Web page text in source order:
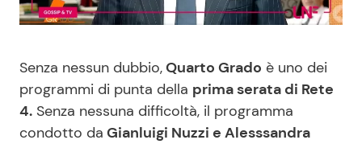
Benessere
Casa
Moda e Style
Cucina e Ricette
Consigli di Cucina
Dolci
Senza nessun dubbio,Quarto Grado è uno dei
programmi di punta della prima serata di Rete
4. Senza nessuna difficoltà, il programma
condotto da Gianluigi Nuzzi e Alesssandra